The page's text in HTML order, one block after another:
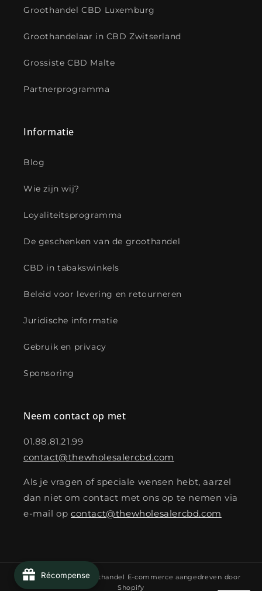
Groothandel CBD Luxemburg
Groothandelaar in CBD Zwitserland
Grossiste CBD Malte
Partnerprogramma
Informatie
Blog
Wie zijn wij?
Loyaliteitsprogramma
De geschenken van de groothandel
CBD in tabakswinkels
Beleid voor levering en retourneren
Juridische informatie
Gebruik en privacy
Sponsoring
Neem contact op met
01.88.81.21.99
contact@thewholesalercbd.com
Als je vragen of speciale wensen hebt, aarzel
dan niet om contact met ons op te nemen via
e-mail op contact@thewholesalercbd.com
© 2026,De CBD-Groothandel E-commerce aangedreven door
Shopify
Récompense